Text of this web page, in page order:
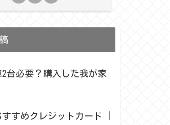
台必要？購入した我が家
すめクレジットカード |